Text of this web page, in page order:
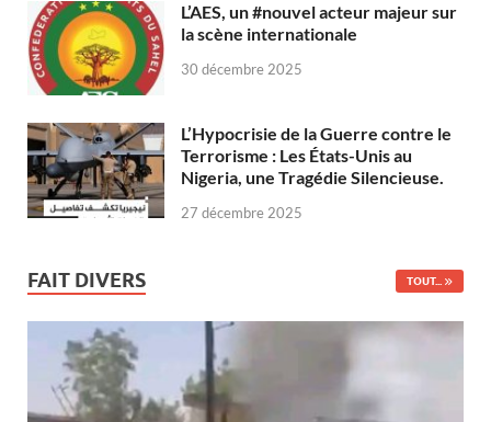
L’AES, un #nouvel acteur majeur sur
la scène internationale
30 décembre 2025
L’Hypocrisie de la Guerre contre le
Terrorisme : Les États-Unis au
Nigeria, une Tragédie Silencieuse.
27 décembre 2025
FAIT DIVERS TOUT...